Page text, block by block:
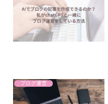
ブログ運営